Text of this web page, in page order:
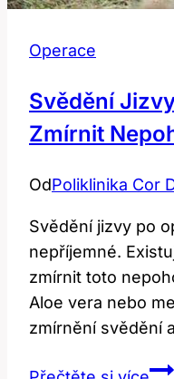
Operace
Svědění
Zmírnit
OdPoliklinika Cor
Svědění jizvy po
nepříjemné.
zmírnit toto
Aloe vera nebo
zmírnění svědění